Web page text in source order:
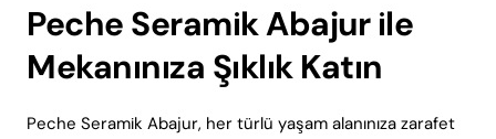
Peche Seramik Abajur ile
Mekanınıza Şıklık Katın
Peche Seramik Abajur, her türlü yaşam alanınıza zarafet